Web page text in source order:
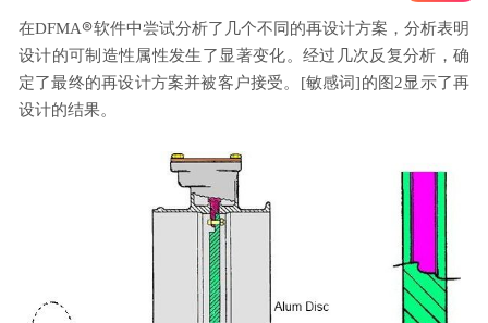
在DFMA®软件中尝试分析了几个不同的再设计方案，分析表明
设计的可制造性属性发生了显著变化。经过几次反复分析，确
定了最终的再设计方案并被客户接受。[敏感词]的图2显示了再
设计的结果。